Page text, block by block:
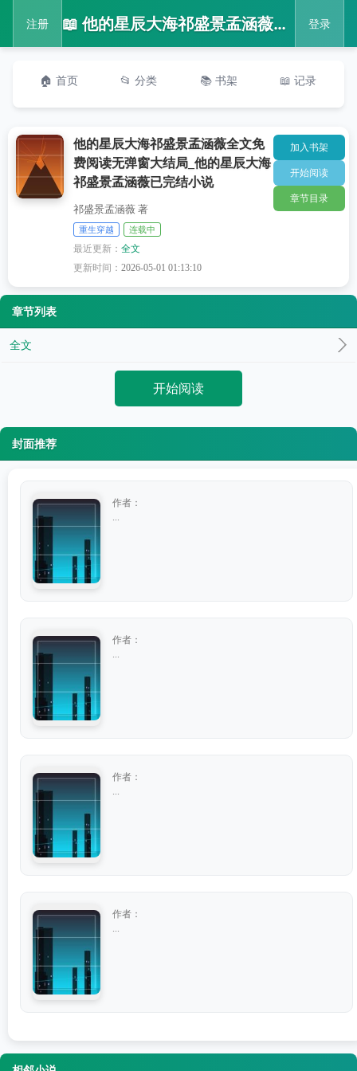
注册 📖 他的星辰大海祁盛景孟涵薇全文免费阅读无弹窗大结局_他的星辰大海祁盛景孟涵薇已完结小说 登录
🏠 首页 📂 分类 📚 书架 📖 记录
他的星辰大海祁盛景孟涵薇全文免
费阅读无弹窗大结局_他的星辰大海
祁盛景孟涵薇已完结小说
祁盛景孟涵薇 著
重生穿越 连载中
最近更新：全文
更新时间：2026-05-01 01:13:10
加入书架
开始阅读
章节目录
章节列表
全文
开始阅读
封面推荐
作者：
作者：
作者：
作者：